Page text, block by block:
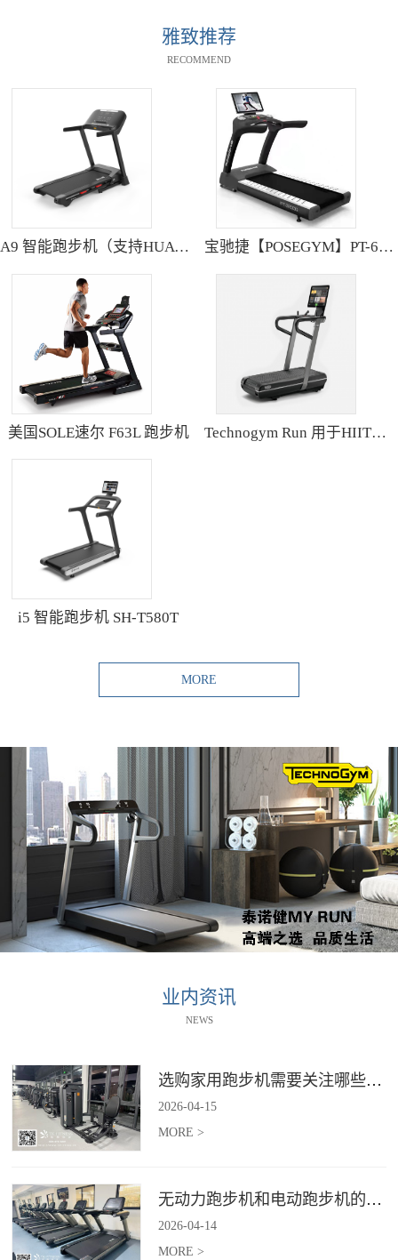
雅致推荐
RECOMMEND
A9 智能跑步机（支持HUAWEI HiLink） SH-T9119P 宝驰捷【POSEGYM】PT-6600Q高清大型触摸屏跑步机静音减震
美国SOLE速尔 F63L 跑步机 Technogym Run 用于HIIT训练的跑步机
i5 智能跑步机 SH-T580T
MORE
业内资讯
NEWS
选购家用跑步机需要关注哪些核心参数？
2026-04-15
MORE >
无动力跑步机和电动跑步机的区别是什么？
2026-04-14
MORE >